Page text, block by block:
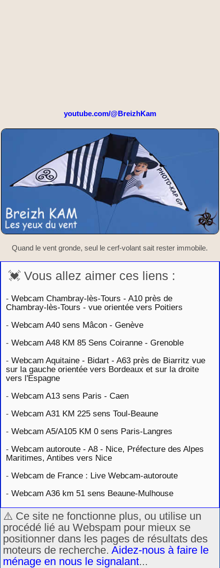
youtube.com/@BreizhKam
Quand le vent gronde, seul le cerf-volant sait rester immobile.
💓 Vous allez aimer ces liens :
- Webcam Chambray-lès-Tours - A10 près de
Chambray-lès-Tours - vue orientée vers Poitiers
- Webcam A40 sens Mâcon - Genève
- Webcam A48 KM 85 Sens Coiranne - Grenoble
- Webcam Aquitaine - Bidart - A63 près de Biarritz vue
sur la gauche orientée vers Bordeaux et sur la droite
vers l'Espagne
- Webcam A13 sens Paris - Caen
- Webcam A31 KM 225 sens Toul-Beaune
- Webcam A5/A105 KM 0 sens Paris-Langres
- Webcam autoroute - A8 - Nice, Préfecture des Alpes
Maritimes, Antibes vers Nice
- Webcam de France : Live Webcam-autoroute
- Webcam A36 km 51 sens Beaune-Mulhouse
⚠️ Ce site ne fonctionne plus, ou utilise un
procédé lié au Webspam pour mieux se
positionner dans les pages de résultats des
moteurs de recherche. Aidez-nous à faire le
ménage en nous le signalant...